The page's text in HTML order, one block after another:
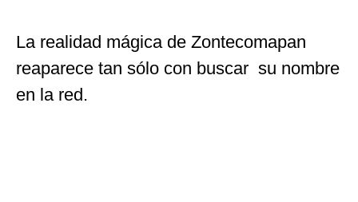
La realidad mágica de Zontecomapan
reaparece tan sólo con buscar su nombre
en la red.